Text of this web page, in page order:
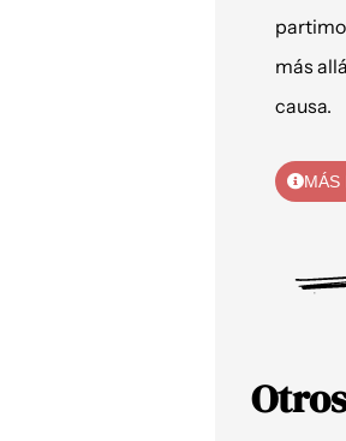
más
causa.
MÁS